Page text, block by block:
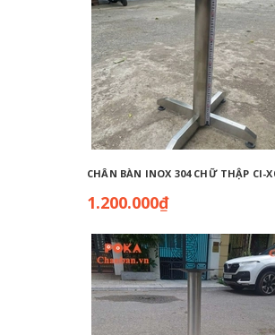
CHÂN BÀN INOX 304 CHỮ THẬP CI-
1.200.000₫